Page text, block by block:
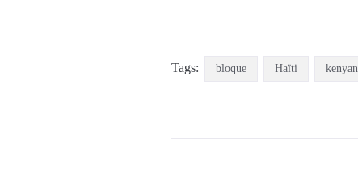
Tags: bloque Haïti kenyan